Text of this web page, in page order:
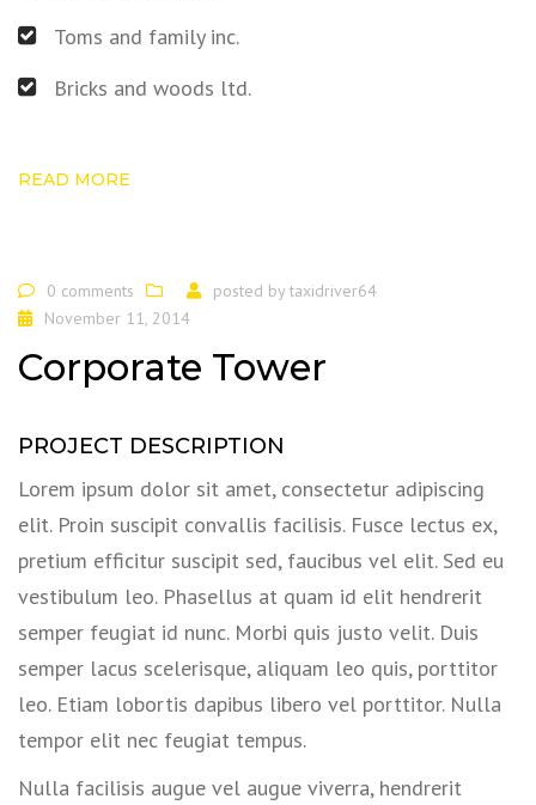
Toms and family inc.
Bricks and woods ltd.
READ MORE
0 comments posted by taxidriver64
November 11, 2014
Corporate Tower
PROJECT DESCRIPTION
Lorem ipsum dolor sit amet, consectetur adipiscing
elit. Proin suscipit convallis facilisis. Fusce lectus ex,
pretium efficitur suscipit sed, faucibus vel elit. Sed eu
vestibulum leo. Phasellus at quam id elit hendrerit
semper feugiat id nunc. Morbi quis justo velit. Duis
semper lacus scelerisque, aliquam leo quis, porttitor
leo. Etiam lobortis dapibus libero vel porttitor. Nulla
tempor elit nec feugiat tempus.
Nulla facilisis augue vel augue viverra, hendrerit